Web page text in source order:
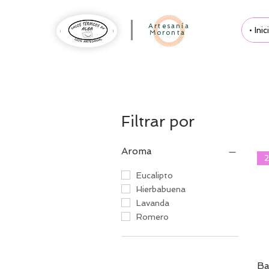
Artesanía
Moronta
•
Filtrar por
Aroma
Eucalipto
Hierbabuena
Lavanda
Romero